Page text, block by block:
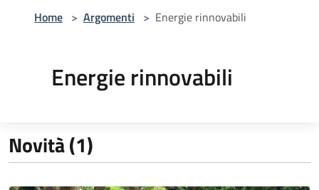
Home > Argomenti > Energie rinnovabili
Energie rinnovabili
Novità (1)